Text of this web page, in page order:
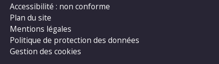
Accessibilité : non conforme
Plan du site
Mentions légales
Politique de protection des données
Gestion des cookies